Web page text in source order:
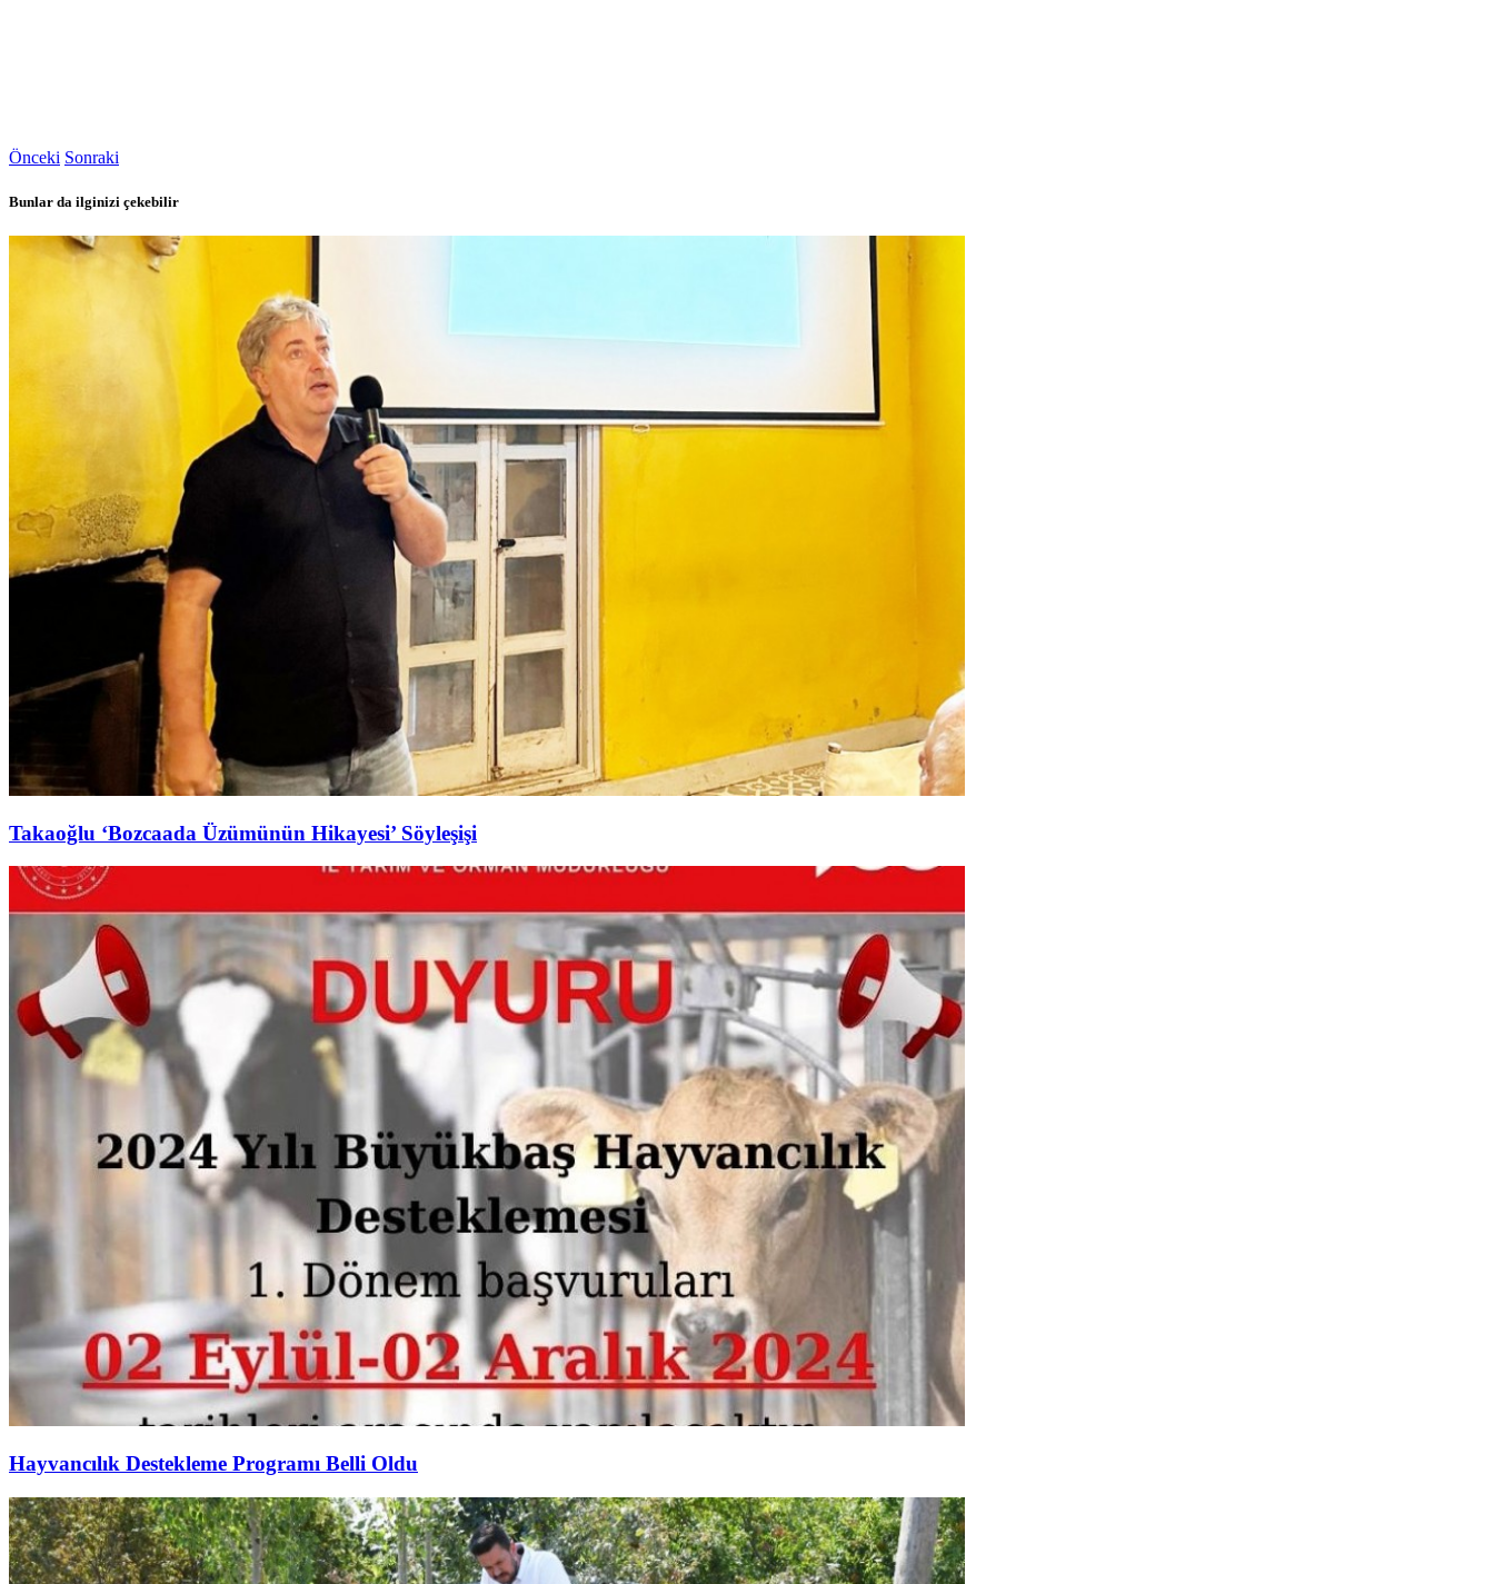
Önceki Sonraki
Bunlar da ilginizi çekebilir
Takaoğlu ‘Bozcaada Üzümünün Hikayesi’ Söyleşişi
Hayvancılık Destekleme Programı Belli Oldu